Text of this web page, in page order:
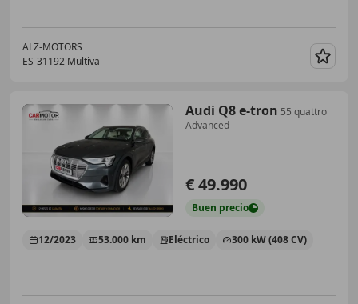
ALZ-MOTORS
ES-31192 Multiva
Audi Q8 e-tron 55 quattro
Advanced
€ 49.990
Buen precio
12/2023 53.000 km Eléctrico 300 kW (408 CV)